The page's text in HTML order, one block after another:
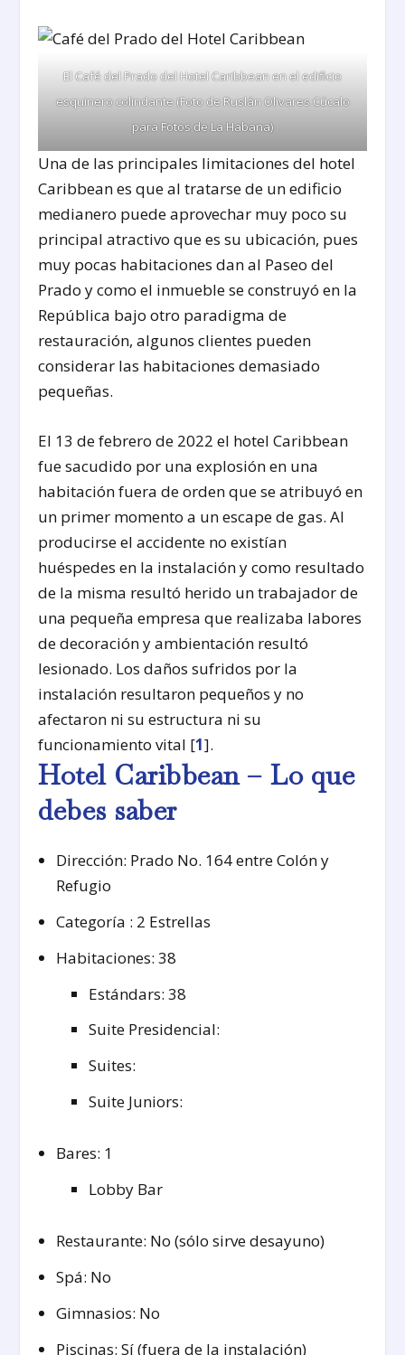
El Café del Prado del Hotel Caribbean en el edificio
esquinero colindante (Foto de Ruslán Olivares Cúcalo
para Fotos de La Habana)
Una de las principales limitaciones del hotel
Caribbean es que al tratarse de un edificio
medianero puede aprovechar muy poco su
principal atractivo que es su ubicación, pues
muy pocas habitaciones dan al Paseo del
Prado y como el inmueble se construyó en la
República bajo otro paradigma de
restauración, algunos clientes pueden
considerar las habitaciones demasiado
pequeñas.
El 13 de febrero de 2022 el hotel Caribbean
fue sacudido por una explosión en una
habitación fuera de orden que se atribuyó en
un primer momento a un escape de gas. Al
producirse el accidente no existían
huéspedes en la instalación y como resultado
de la misma resultó herido un trabajador de
una pequeña empresa que realizaba labores
de decoración y ambientación resultó
lesionado. Los daños sufridos por la
instalación resultaron pequeños y no
afectaron ni su estructura ni su
funcionamiento vital [1].
Hotel Caribbean – Lo que
debes saber
Dirección: Prado No. 164 entre Colón y
Refugio
Categoría : 2 Estrellas
Habitaciones: 38
Estándars: 38
Suite Presidencial:
Suites:
Suite Juniors:
Bares: 1
Lobby Bar
Restaurante: No (sólo sirve desayuno)
Spá: No
Gimnasios: No
Piscinas: Sí (fuera de la instalación)